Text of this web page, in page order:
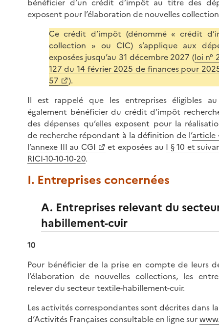
bénéficier d’un crédit d’impôt au titre des
exposent pour l’élaboration de nouvelles
Ce crédit d’impôt (dénommé « crédit
collection » ou CIC) s’applique aux
exposées jusqu’au 31 décembre 2027 (loi n°
127 du 14 février 2025 de finances pour
57
).
Il est rappelé que les entreprises éligibles
également bénéficier du crédit d’impôt
des dépenses qu’elles exposent pour la
de recherche répondant à la définition de l’article
l’annexe III au CGI
et exposées au I § 10 et
RICI-10-10-10-20.
I. Entreprises concernées
A. Entreprises relevant du
habillement-cuir
10
Pour bénéficier de la prise en compte de leurs
l’élaboration de nouvelles collections, les
relever du secteur textile-habillement-cuir.
Les activités correspondantes sont décrites dans
d’Activités Françaises consultable en ligne sur